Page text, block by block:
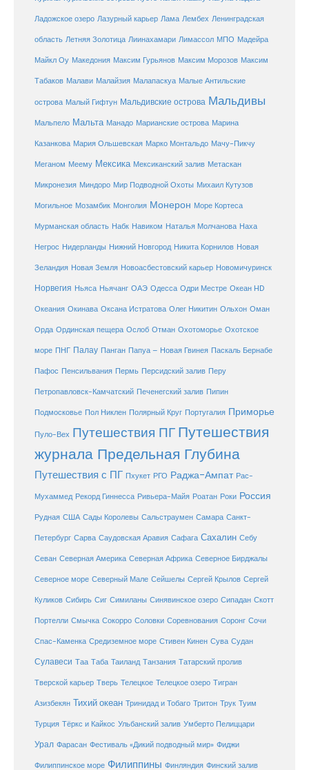
Ладожское озеро Лазурный карьер Лама Лембех Ленинградская
область Летняя Золотица Лиинахамари Лимассол МПО Мадейра
Майкл Оу Македония Максим Гурьянов Максим Морозов Максим
Табаков Малави Малайзия Малапаскуа Малые Антильские
острова Малый Гифтун Мальдивские острова Мальдивы
Мальпело Мальта Манадо Марианские острова Марина
Казанкова Мария Ольшевская Марко Монтальдо Мачу-Пикчу
Меганом Меему Мексика Мексиканский залив Метаскан
Микронезия Миндоро Мир Подводной Охоты Михаил Кутузов
Могильное Мозамбик Монголия Монерон Море Кортеса
Мурманская область Набк Навиком Наталья Молчанова Наха
Негрос Нидерланды Нижний Новгород Никита Корнилов Новая
Зеландия Новая Земля Новоасбестовский карьер Новомичуринск
Норвегия Ньяса Ньячанг ОАЭ Одесса Одри Местре Океан HD
Океания Окинава Оксана Истратова Олег Никитин Ольхон Оман
Орда Ординская пещера Ослоб Отман Охотоморье Охотское
море ПНГ Палау Панган Папуа – Новая Гвинея Паскаль Бернабе
Пафос Пенсильвания Пермь Персидский залив Перу
Петропавловск-Камчатский Печенегский залив Пипин
Подмосковье Пол Никлен Полярный Круг Португалия Приморье
Пуло-Вех Путешествия ПГ Путешествия
журнала Предельная Глубина
Путешествия с ПГ Пхукет РГО Раджа-Ампат Рас-
Мухаммед Рекорд Гиннесса Ривьера-Майя Роатан Роки Россия
Рудная США Сады Королевы Сальстраумен Самара Санкт-
Петербург Сарва Саудовская Аравия Сафага Сахалин Себу
Севан Северная Америка Северная Африка Северное Бирджалы
Северное море Северный Мале Сейшелы Сергей Крылов Сергей
Куликов Сибирь Сиг Симиланы Синявинское озеро Сипадан Скотт
Портелли Смычка Сокорро Соловки Соревнования Соронг Сочи
Спас-Каменка Средиземное море Стивен Кинен Сува Судан
Сулавеси Таа Таба Таиланд Танзания Татарский пролив
Тверской карьер Тверь Телецкое Телецкое озеро Тигран
Азизбекян Тихий океан Тринидад и Тобаго Тритон Трук Туим
Турция Тёркс и Кайкос Ульбанский залив Умберто Пелиццари
Урал Фарасан Фестиваль «Дикий подводный мир» Фиджи
Филиппинское море Филиппины Финляндия Финский залив